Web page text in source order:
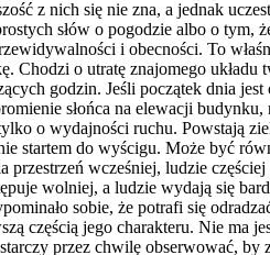
z nich się nie zna, a jednak
słów o pogodzie albo o
i obecności. To
Chodzi o utratę znajomego
godzin. Jeśli początek dnia
słońca na elewacji
o wydajności ruchu. Powstają
startem do wyścigu. Może być
przestrzeń wcześniej, ludzie
wolniej, a ludzie wydają się
sobie, że potrafi się
częścią jego charakteru. Nie ma
przez chwilę obserwować, by